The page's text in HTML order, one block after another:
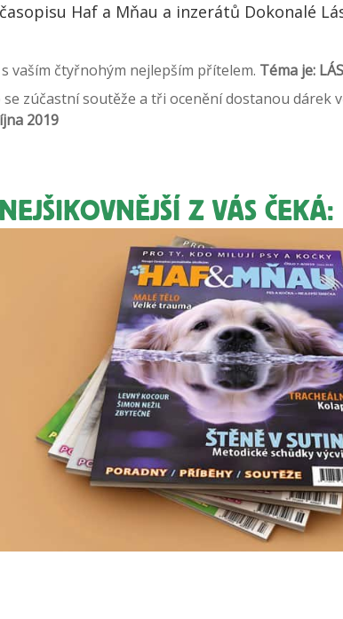
Haf a Mňau a inzerátů Dokonalé
vaším čtyřnohým nejlepším přítelem. Téma je:
se zúčastní soutěže a tři ocenění dostanou dárek
2019
Z VÁS ČEKÁ: